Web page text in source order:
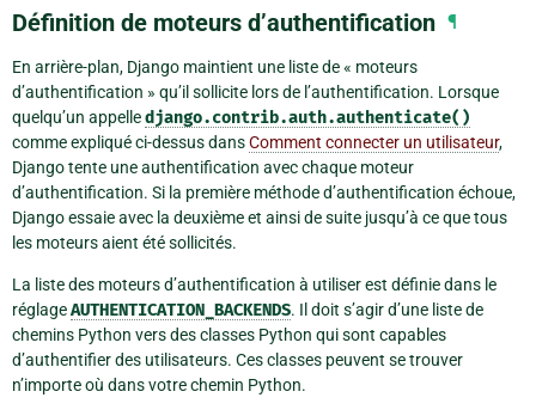
Définition de moteurs d’authentification ¶
En arrière-plan, Django maintient une liste de « moteurs
d’authentification » qu’il sollicite lors de l’authentification. Lorsque
quelqu’un appelledjango.contrib.auth.authenticate()
comme expliqué ci-dessus dansComment connecter un utilisateur,
Django tente une authentification avec chaque moteur
d’authentification. Si la première méthode d’authentification échoue,
Django essaie avec la deuxième et ainsi de suite jusqu’à ce que tous
les moteurs aient été sollicités.
La liste des moteurs d’authentification à utiliser est définie dans le
réglageAUTHENTICATION_BACKENDS. Il doit s’agir d’une liste de
chemins Python vers des classes Python qui sont capables
d’authentifier des utilisateurs. Ces classes peuvent se trouver
n’importe où dans votre chemin Python.